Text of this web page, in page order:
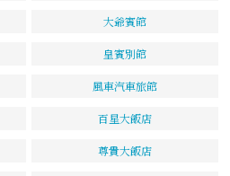
大爺賓館
皇賓別館
風車汽車旅館
百星大飯店
尊貴大飯店